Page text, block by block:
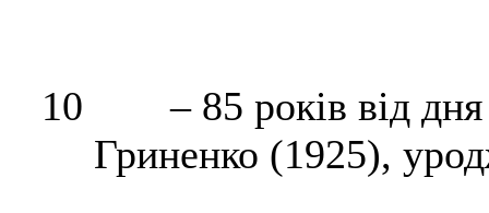
10
– 85 років від
Гриненко (1925),